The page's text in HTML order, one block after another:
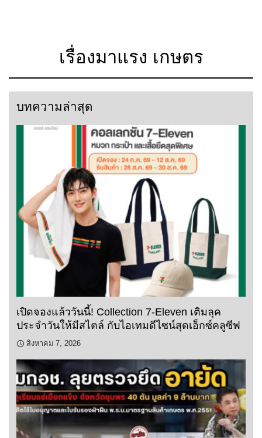
เรื่องมาแรง เกษตร
บทความล่าสุด
เปิดจองแล้ววันนี้! Collection 7-Eleven เติมลุค
ประจำวันให้มีสไตล์ กับไอเทมดีไซน์สุดเอ็กซ์คลูซีฟ
สิงหาคม 7, 2026